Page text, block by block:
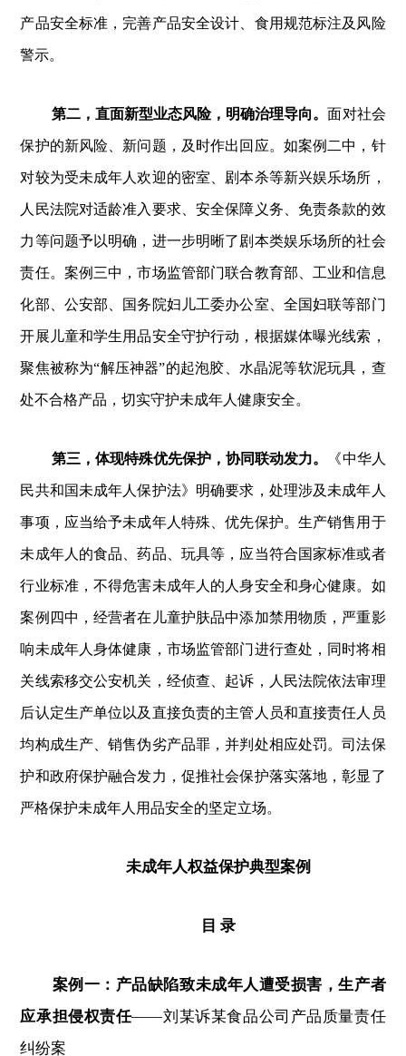
产品安全标准，完善产品安全设计、食用规范标注及风险
警示。
第二，直面新型业态风险，明确治理导向。面对社会
保护的新风险、新问题，及时作出回应。如案例二中，针
对较为受未成年人欢迎的密室、剧本杀等新兴娱乐场所，
人民法院对适龄准入要求、安全保障义务、免责条款的效
力等问题予以明确，进一步明晰了剧本类娱乐场所的社会
责任。案例三中，市场监管部门联合教育部、工业和信息
化部、公安部、国务院妇儿工委办公室、全国妇联等部门
开展儿童和学生用品安全守护行动，根据媒体曝光线索，
聚焦被称为“解压神器”的起泡胶、水晶泥等软泥玩具，查
处不合格产品，切实守护未成年人健康安全。
第三，体现特殊优先保护，协同联动发力。 《中华人
民共和国未成年人保护法》明确要求，处理涉及未成年人
事项，应当给予未成年人特殊、优先保护。生产销售用于
未成年人的食品、药品、玩具等，应当符合国家标准或者
行业标准，不得危害未成年人的人身安全和身心健康。如
案例四中，经营者在儿童护肤品中添加禁用物质，严重影
响未成年人身体健康，市场监管部门进行查处，同时将相
关线索移交公安机关，经侦查、起诉，人民法院依法审理
后认定生产单位以及直接负责的主管人员和直接责任人员
均构成生产、销售伪劣产品罪，并判处相应处罚。司法保
护和政府保护融合发力，促推社会保护落实落地，彰显了
严格保护未成年人用品安全的坚定立场。
未成年人权益保护典型案例
目 录
案例一：产品缺陷致未成年人遭受损害，生产者
应承担侵权责任——刘某诉某食品公司产品质量责任
纠纷案